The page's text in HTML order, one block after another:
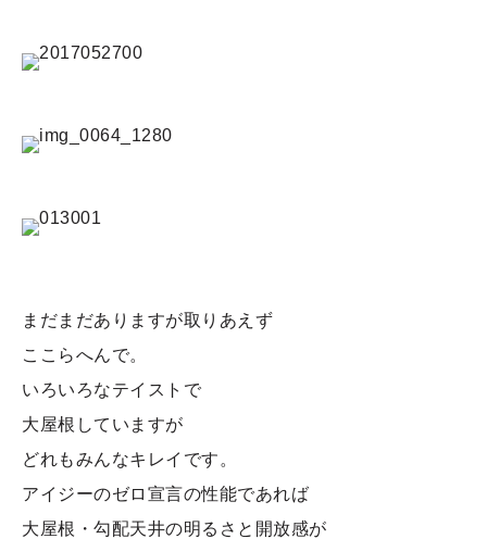
まだまだありますが取りあえず
ここらへんで。
いろいろなテイストで
大屋根していますが
どれもみんなキレイです。
アイジーのゼロ宣言の性能であれば
大屋根・勾配天井の明るさと開放感が